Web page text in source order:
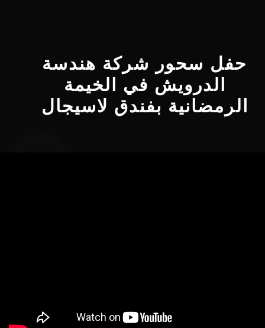
حفل سحور شركة هندسة
الدرويش في الخيمة
الرمضانية بفندق لاسيجال